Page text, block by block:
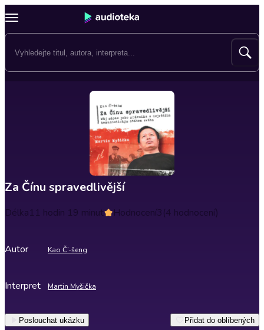
Za Čínu spravedlivější
Délka11 hodin 19 minut Hodnocení3(4 hodnocení)
Autor Kao Č’-šeng
Interpret Martin Myšička
Poslouchat ukázku Přidat do oblíbených